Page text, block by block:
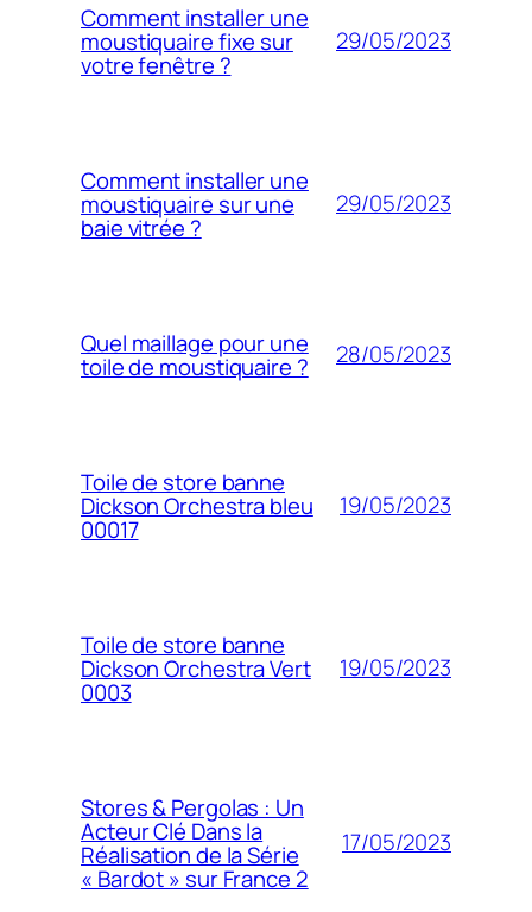
Comment installer une
moustiquaire fixe sur
votre fenêtre ?
29/05/2023
Comment installer une
moustiquaire sur une
baie vitrée ?
29/05/2023
Quel maillage pour une
toile de moustiquaire ? 28/05/2023
Toile de store banne
Dickson Orchestra bleu
00017
19/05/2023
Toile de store banne
Dickson Orchestra Vert
0003
19/05/2023
Stores & Pergolas : Un
Acteur Clé Dans la
Réalisation de la Série
« Bardot » sur France 2
17/05/2023